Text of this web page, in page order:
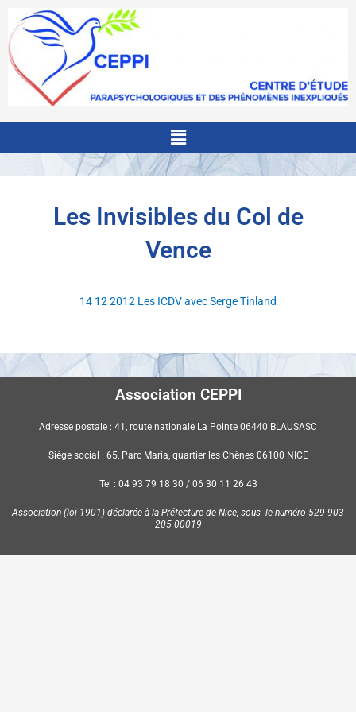
contenu
Menu
Les Invisibles du Col de
Vence
14 12 2012 Les ICDV avec Serge Tinland
Association CEPPI
Adresse postale : 41, route nationale La Pointe 06440 BLAUSASC
Siège social : 65, Parc Maria, quartier les Chênes 06100 NICE
Tel : 04 93 79 18 30 / 06 30 11 26 43
Association (loi 1901) déclarée à la Préfecture de Nice, sous le numéro 529 903
205 00019